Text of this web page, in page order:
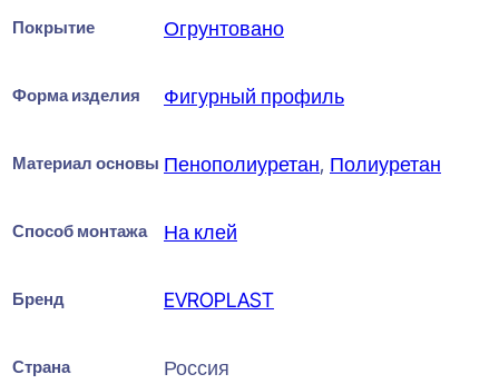
Покрытие Огрунтовано
Форма изделия Фигурный профиль
Материал основы Пенополиуретан, Полиуретан
Способ монтажа На клей
Бренд EVROPLAST
Страна Россия